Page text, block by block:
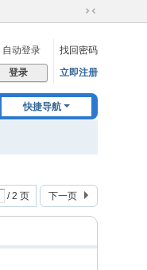
切
到
窄
自动登录
找回密码
登录 立即注册
快捷导航
/ 2 页 下一页